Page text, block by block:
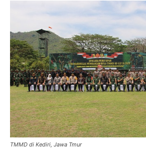
TMMD di Kediri, Jawa Tmur